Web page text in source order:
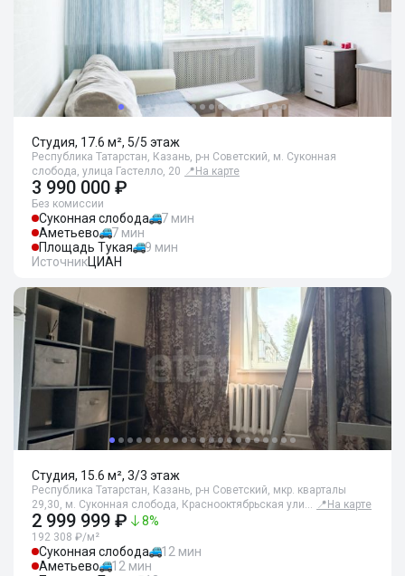
Студия, 17.6 м², 5/5 этаж
Республика Татарстан, Казань, р-н Советский, м. Суконная
слобода, улица Гастелло, 20 📍 На карте
3 990 000 ₽
Без комиссии
Суконная слобода
7 мин
Аметьево
7 мин
Площадь Тукая
9 мин
ИсточникЦИАН
Студия, 15.6 м², 3/3 этаж
Республика Татарстан, Казань, р-н Советский, мкр. кварталы
29,30, м. Суконная слобода, Краснооктябрьская ули… 📍 На карте
2 999 999 ₽ 8%
192 308 ₽/м²
Суконная слобода
12 мин
Аметьево
12 мин